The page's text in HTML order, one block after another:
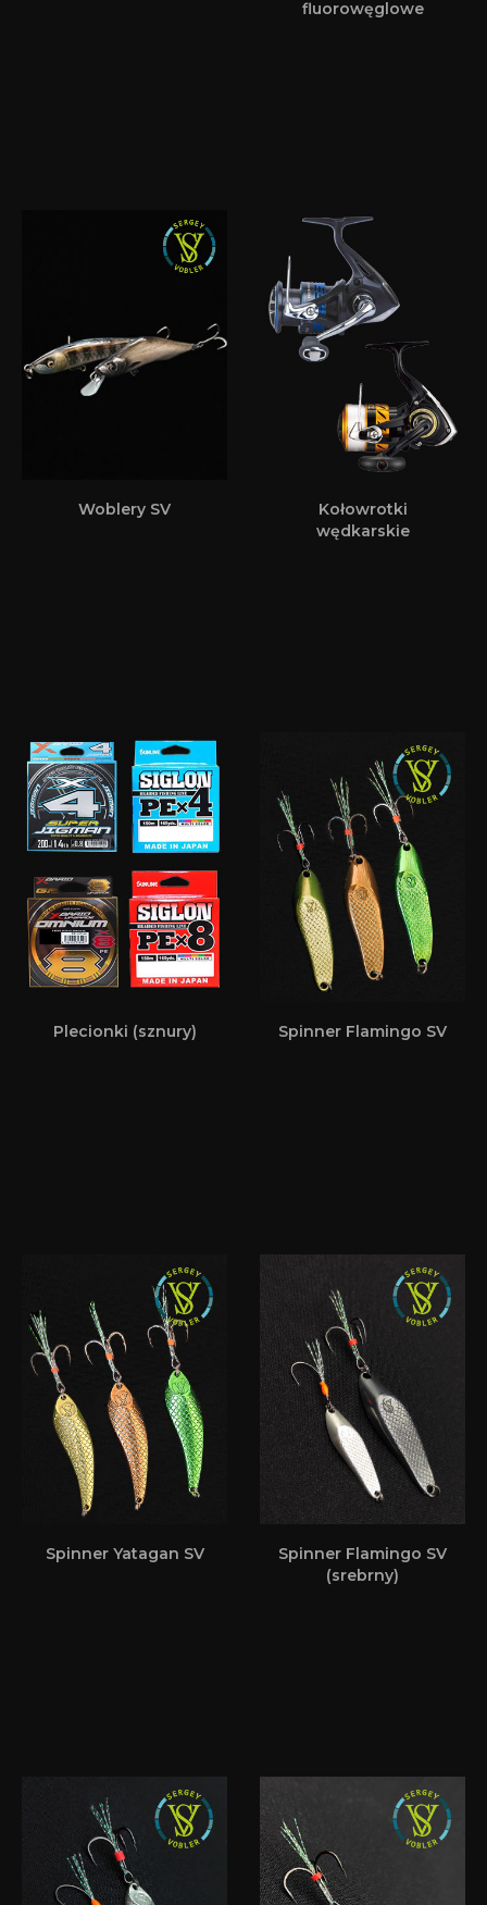
fluorowęglowe
Woblery SV
Kołowrotki
wędkarskie
Plecionki (sznury) Spinner Flamingo SV
Spinner Yatagan SV
Spinner Flamingo SV
(srebrny)